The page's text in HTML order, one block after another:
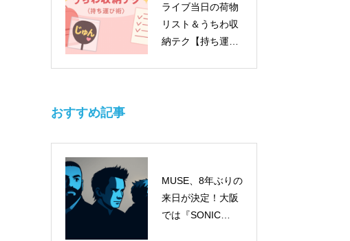
ライブ当日の荷物
リスト＆うちわ収
納テク【持ち運び
おすすめ記事
MUSE、8年ぶりの
来日が決定！大阪
では『SONIC